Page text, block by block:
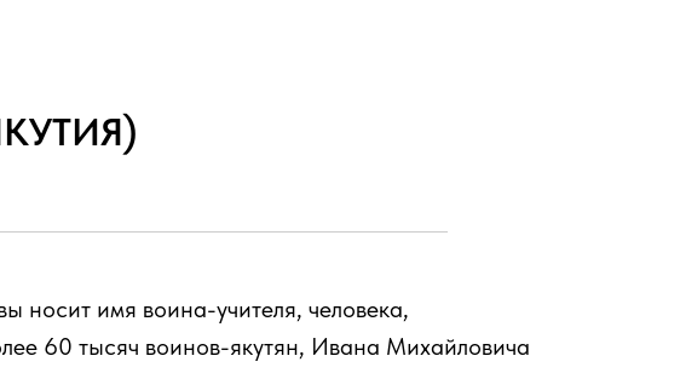
носит имя воина-учителя, человека,
60 тысяч воинов-якутян, Ивана Михайловича